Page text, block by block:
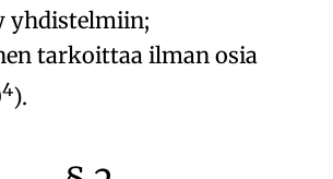
yhdistelmiin;
tarkoittaa ilman osia
4).